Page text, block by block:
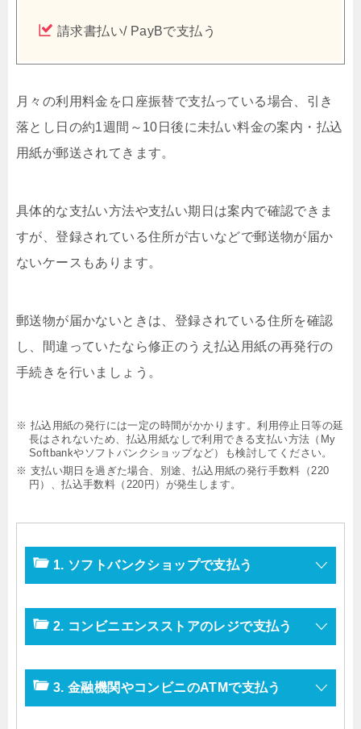
請求書払い/ PayBで支払う
月々の利用料金を口座振替で支払っている場合、引き
落とし日の約1週間～10日後に未払い料金の案内・払込
用紙が郵送されてきます。
具体的な支払い方法や支払い期日は案内で確認できま
すが、登録されている住所が古いなどで郵送物が届か
ないケースもあります。
郵送物が届かないときは、登録されている住所を確認
し、間違っていたなら修正のうえ払込用紙の再発行の
手続きを行いましょう。
※ 払込用紙の発行には一定の時間がかかります。利用停止日等の延
長はされないため、払込用紙なしで利用できる支払い方法（My
Softbankやソフトバンクショップなど）も検討してください。
※ 支払い期日を過ぎた場合、別途、払込用紙の発行手数料（220
円）、払込手数料（220円）が発生します。
1. ソフトバンクショップで支払う
2. コンビニエンスストアのレジで支払う
3. 金融機関やコンビニのATMで支払う